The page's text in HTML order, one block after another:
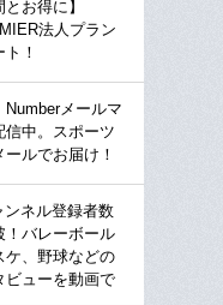
とお得に】
法人プラン
！
Numberメールマ
信中。スポーツ
ルでお届け！
ンネル登録者数
！バレーボール
ケ、野球などの
ビューを動画で